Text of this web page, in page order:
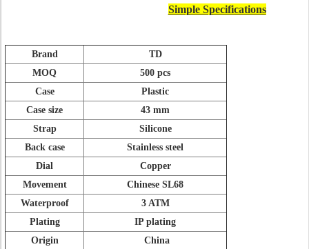
Simple Specifications
Brand
TD
MOQ
500 pcs
Case
Plastic
Case size
43 mm
Strap
Silicone
Back case
Stainless steel
Dial
Copper
Movement
Chinese SL68
Waterproof
3 ATM
Plating
IP plating
Origin
China